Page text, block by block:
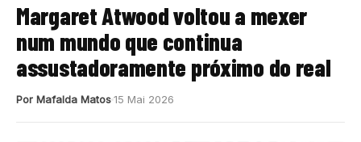
Margaret Atwood voltou a mexer
num mundo que continua
assustadoramente próximo do real
Por Mafalda Matos15 Mai 2026